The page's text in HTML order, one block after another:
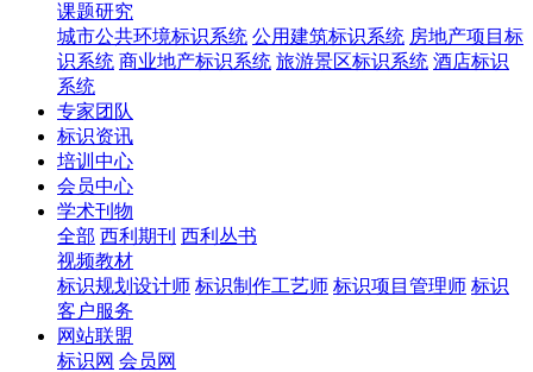
课题研究
城市公共环境标识系统 公用建筑标识系统 房地产项目标
识系统 商业地产标识系统 旅游景区标识系统 酒店标识
系统
专家团队
标识资讯
培训中心
会员中心
学术刊物
全部 西利期刊 西利丛书
视频教材
标识规划设计师 标识制作工艺师 标识项目管理师 标识
客户服务
网站联盟
标识网 会员网